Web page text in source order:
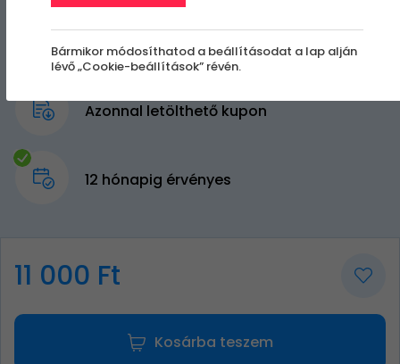
Azonnal letölthető kupon
12 hónapig érvényes
11 000 Ft
Kosárba teszem
Bármikor módosíthatod a beállításodat a lap alján
lévő „Cookie-beállítások” révén.